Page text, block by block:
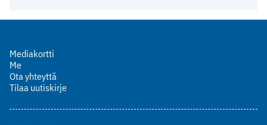
Mediakortti
Me
Ota yhteyttä
Tilaa uutiskirje